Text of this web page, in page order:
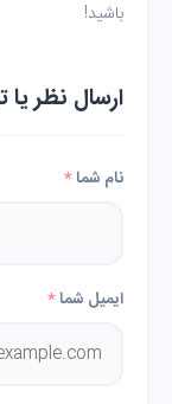
باشید!
ارسال نظر یا
نام شما*
ایمیل شما*